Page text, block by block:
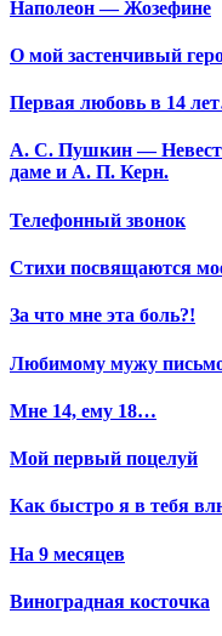
Наполеон — Жозефине
О мой застенчивый
Первая любовь в 14
А. С. Пушкин —
даме и А. П. Керн.
Телефонный звонок
Стихи посвящаются
За что мне эта боль?!
Любимому мужу
Мне 14, ему 18…
Мой первый поцелуй
Как быстро я в тебя
На 9 месяцев
Виноградная косточка